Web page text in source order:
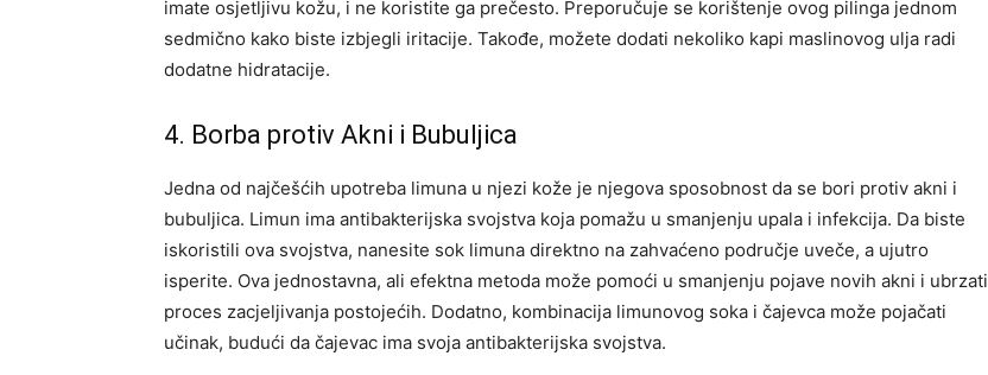
imate osjetljivu kožu, i ne koristite ga prečesto. Preporučuje se korištenje ovog pilinga jednom
sedmično kako biste izbjegli iritacije. Takođe, možete dodati nekoliko kapi maslinovog ulja radi
dodatne hidratacije.
4. Borba protiv Akni i Bubuljica
Jedna od najčešćih upotreba limuna u njezi kože je njegova sposobnost da se bori protiv akni i
bubuljica. Limun ima antibakterijska svojstva koja pomažu u smanjenju upala i infekcija. Da biste
iskoristili ova svojstva, nanesite sok limuna direktno na zahvaćeno područje uveče, a ujutro
isperite. Ova jednostavna, ali efektna metoda može pomoći u smanjenju pojave novih akni i ubrzati
proces zacjeljivanja postojećih. Dodatno, kombinacija limunovog soka i čajevca može pojačati
učinak, budući da čajevac ima svoja antibakterijska svojstva.